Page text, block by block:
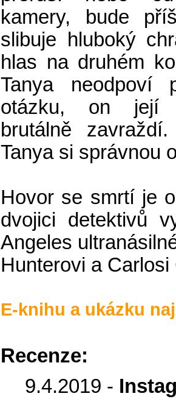
kamery, bude
slibuje hluboký
hlas na druhém
Tanya neodpoví
otázku, on její
brutálně
Tanya si správnou
Hovor se smrtí je
dvojici detektivů
Angeles
Hunterovi a Carlosi
E-knihu a ukázku
Recenze:
9.4.2019 -